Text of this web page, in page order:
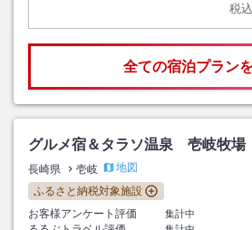
税込
全ての宿泊プラン
グルメ宿＆タラソ温泉 壱岐牧場
長崎県 壱岐
地図
ふるさと納税対象施設
お客様アンケート評価
集計中